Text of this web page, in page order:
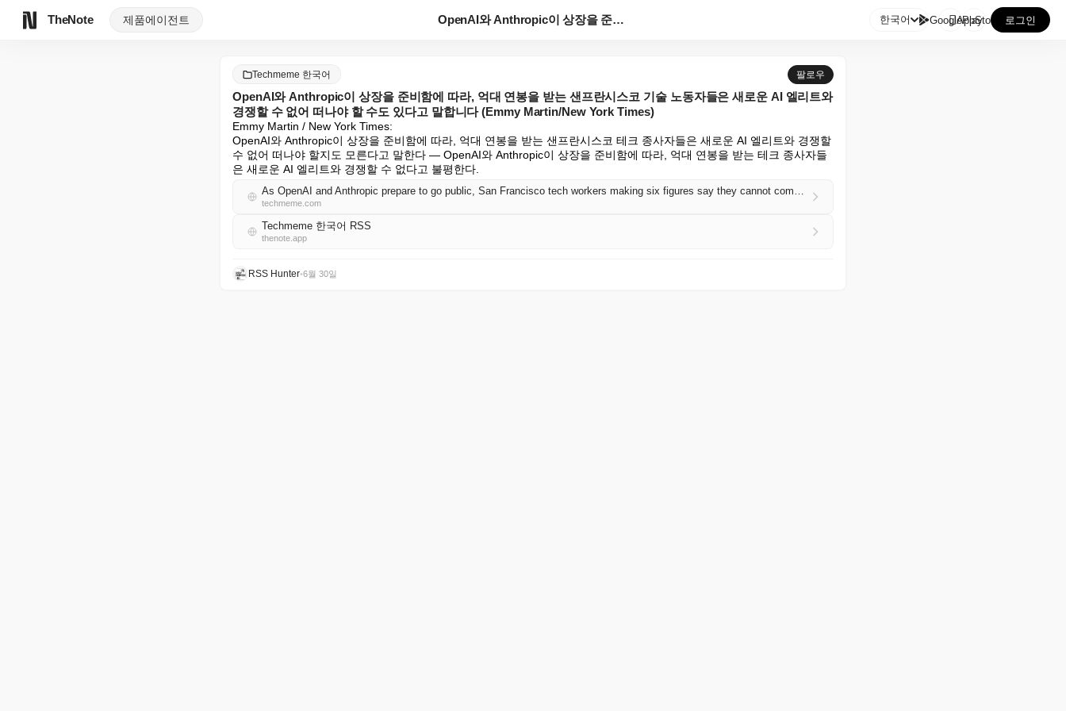
TheNote 제품에이전트 OpenAI와 Anthropic이 상장을 준비함에 따라... 한국어 GooglePlay
AppStore 로그인
Techmeme 한국어 팔로우
OpenAI와 Anthropic이 상장을 준비함에 따라, 억대 연봉을 받는 샌프란시스코 기술 노동자들은 새로운 AI 엘리트와
경쟁할 수 없어 떠나야 할 수도 있다고 말합니다 (Emmy Martin/New York Times)
Emmy Martin / New York Times:
OpenAI와 Anthropic이 상장을 준비함에 따라, 억대 연봉을 받는 샌프란시스코 테크 종사자들은 새로운 AI 엘리트와 경쟁할
수 없어 떠나야 할지도 모른다고 말한다 — OpenAI와 Anthropic이 상장을 준비함에 따라, 억대 연봉을 받는 테크 종사자들
은 새로운 AI 엘리트와 경쟁할 수 없다고 불평한다.
As OpenAI and Anthropic prepare to go public, San Francisco tech workers making six figures say they cannot compete with the new AI elite and may have to leave (Emmy Martin/New York Times)
techmeme.com
Techmeme 한국어 RSS
thenote.app
RSS Hunter•6월 30일